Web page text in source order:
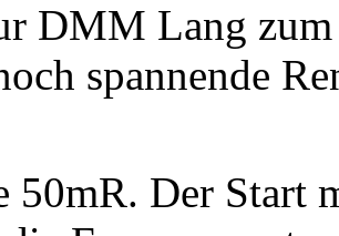
DMM Lang zum
spannende
50mR. Der Start